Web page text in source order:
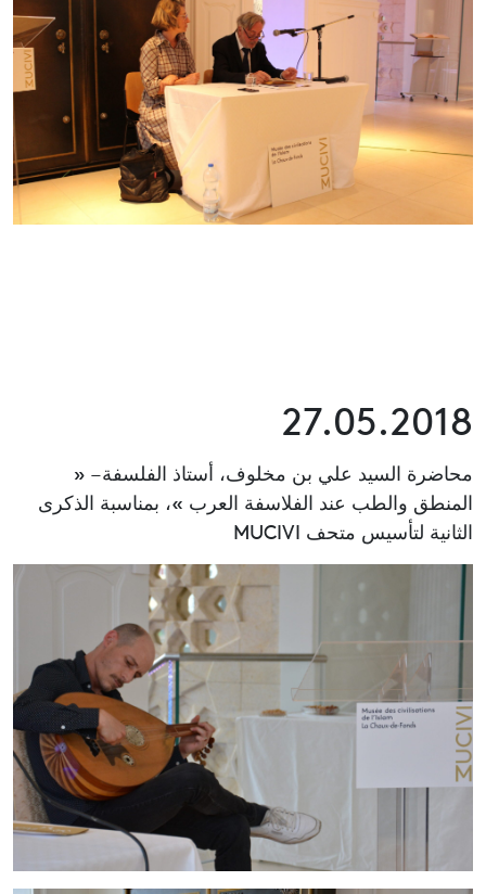
27.05.2018
محاضرة السيد علي بن مخلوف، أستاذ الفلسفة – «
المنطق والطب عند الفلاسفة العرب »، بمناسبة الذكرى
الثانية لتأسيس متحف MUCIVI